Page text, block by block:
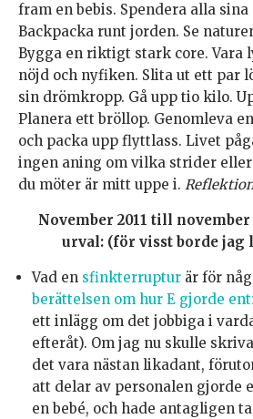
fram en bebis. Spendera alla
Backpacka runt jorden. Se
Bygga en riktigt stark core. Vara
nöjd och nyfiken. Slita ut ett par
sin drömkropp. Gå upp tio kilo.
Planera ett bröllop. Genomleva
och packa upp flyttlass. Livet
ingen aning om vilka strider
du möter är mitt uppe i.
November 2011 till
urval: (för visst borde jag
Vad en sfinkterruptur är för
berättelsen om hur E gjorde
ett inlägg om det jobbiga i
efteråt). Om jag nu skulle
det vara nästan likadant,
att delar av personalen gjorde
en bebé, och hade antagligen